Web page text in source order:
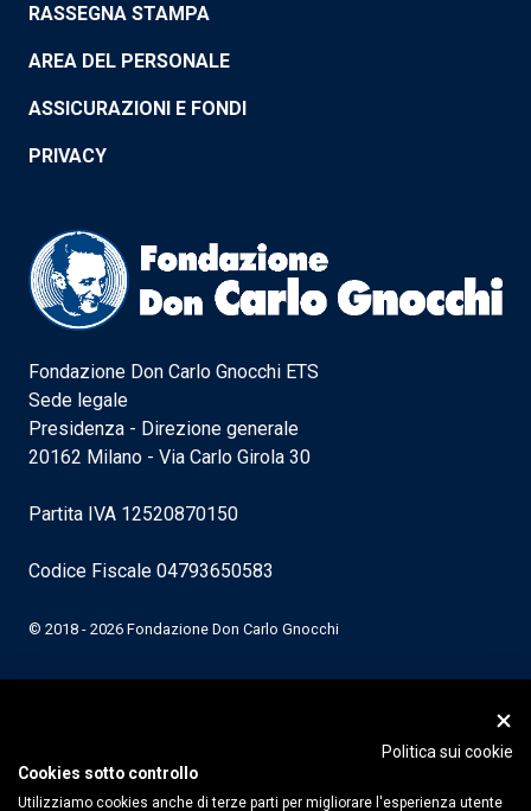
RASSEGNA STAMPA
AREA DEL PERSONALE
ASSICURAZIONI E FONDI
PRIVACY
Fondazione Don Carlo Gnocchi ETS
Sede legale
Presidenza - Direzione generale
20162 Milano - Via Carlo Girola 30
Partita IVA 12520870150
Codice Fiscale 04793650583
© 2018 - 2026 Fondazione Don Carlo Gnocchi
Politica sui cookie
Cookies sotto controllo
Utilizziamo cookies anche di terze parti per migliorare l'esperienza utente